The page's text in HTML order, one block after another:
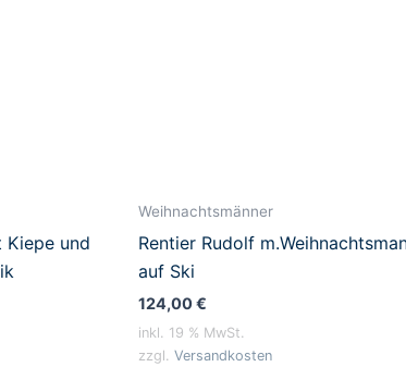
Kiepe und
Weihnachtsmänner
Rentier Rudolf
auf Ski
124,00€
inkl. 19 % MwSt.
zzgl. Versandkosten